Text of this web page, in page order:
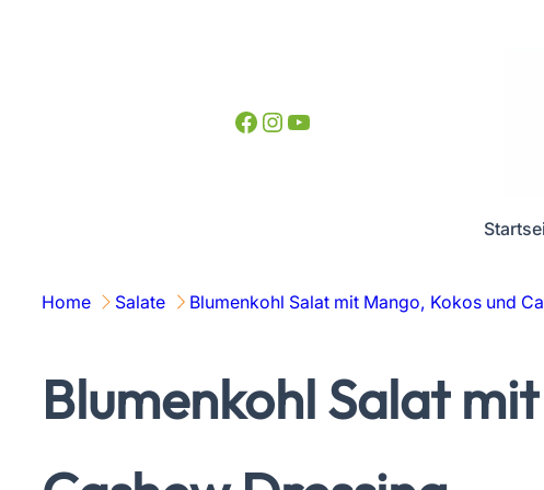
Facebook InstagramYouTube
Home Salate Blumenkohl Salat mit Mango, Kokos und
Blumenkohl Salat